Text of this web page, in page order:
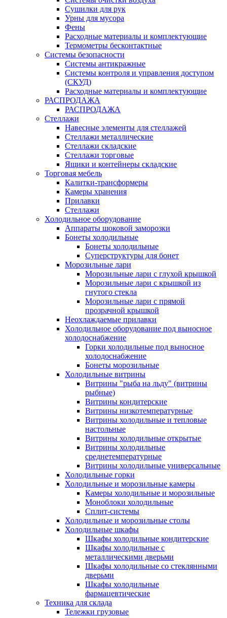
Сушилки для рук
Урны для мусора
Фены
Расходные материалы и комплектующие
Термометры бесконтактные
Системы безопасности
Системы антикражные
Системы контроля и управления доступом
(СКУД)
Расходные материалы и комплектующие
РАСПРОДАЖА
РАСПРОДАЖА
Стеллажи
Навесные элементы для стеллажей
Стеллажи металлические
Стеллажи складские
Стеллажи торговые
Ящики и контейнеры складские
Торговая мебель
Калитки-трансформеры
Камеры хранения
Прилавки
Стеллажи
Холодильное оборудование
Аппараты шоковой заморозки
Бонеты холодильные
Бонеты холодильные
Суперструктуры для бонет
Морозильные лари
Морозильные лари с глухой крышкой
Морозильные лари с крышкой из
гнутого стекла
Морозильные лари с прямой
прозрачной крышкой
Неохлаждаемые прилавки
Холодильное оборудование под выносное
холодоснабжение
Горки холодильные под выносное
холодоснабжение
Бонеты морозильные
Холодильные витрины
Витрины "рыба на льду" (витрины
рыбные)
Витрины кондитерские
Витрины низкотемпературные
Витрины холодильные и тепловые
настольные
Витрины холодильные открытые
Витрины холодильные
среднетемпературные
Витрины холодильные универсальные
Холодильные горки
Холодильные и морозильные камеры
Камеры холодильные и морозильные
Моноблоки холодильные
Сплит-системы
Холодильные и морозильные столы
Холодильные шкафы
Шкафы холодильные кондитерские
Шкафы холодильные с
металлическими дверьми
Шкафы холодильные со стеклянными
дверьми
Шкафы холодильные
фармацевтические
Техника для склада
Тележки грузовые